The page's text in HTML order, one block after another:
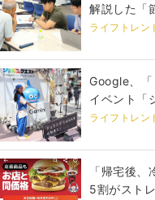
解説した「
ライフトレン
Google、
イベント「
ライフトレン
「帰宅後
5割がスト